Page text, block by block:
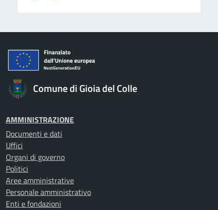
Comune di Gioia del Colle
AMMINISTRAZIONE
Documenti e dati
Uffici
Organi di governo
Politici
Aree amministrative
Personale amministrativo
Enti e fondazioni